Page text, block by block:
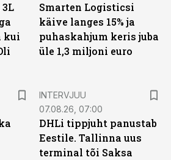
kui
Smarten Logisticsi
käive langes 15% ja
puhaskahjum keris juba
üle 1,3 miljoni euro
INTERVJUU
07.08.26, 07:00
DHLi tippjuht panustab
Eestile. Tallinna uus
terminal tõi Saksa